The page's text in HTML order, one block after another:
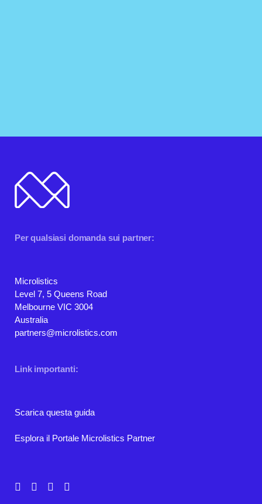
Per qualsiasi domanda sui partner:
Microlistics
Level 7, 5 Queens Road
Melbourne VIC 3004
Australia
partners@microlistics.com
Link importanti:
Scarica questa guida
Esplora il Portale Microlistics Partner